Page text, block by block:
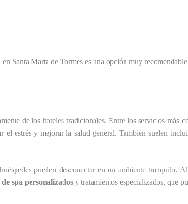
Santa Marta de Tormes es una opción muy
de los hoteles tradicionales. Entre los servicios más
el estrés y mejorar la salud general. También suelen
pueden desconectar en un ambiente tranquilo.
spa personalizadosy tratamientos especializados, que